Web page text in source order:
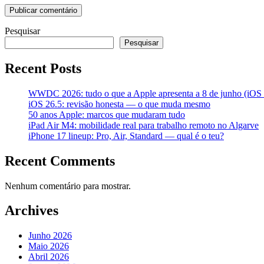
Pesquisar
Pesquisar
Recent Posts
WWDC 2026: tudo o que a Apple apresenta a 8 de junho
iOS 26.5: revisão honesta — o que muda mesmo
50 anos Apple: marcos que mudaram tudo
iPad Air M4: mobilidade real para trabalho remoto no Algarve
iPhone 17 lineup: Pro, Air, Standard — qual é o teu?
Recent Comments
Nenhum comentário para mostrar.
Archives
Junho 2026
Maio 2026
Abril 2026